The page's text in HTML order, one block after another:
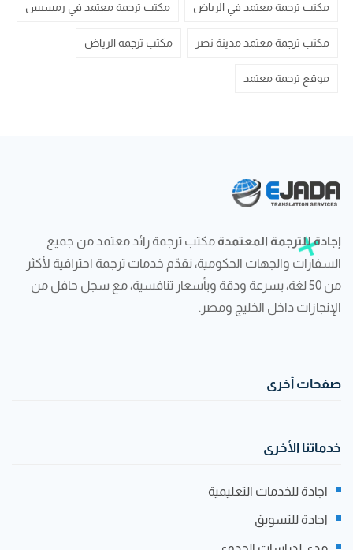
مكتب ترجمة معتمد في الرياض مكتب ترجمة معتمد في رمسيس
مكتب ترجمة معتمد مدينة نصر مكتب ترجمه الرياض
موقع ترجمة معتمد
إجادة للترجمة المعتمدة مكتب ترجمة رائد معتمد من جميع
السفارات والجهات الحكومية، نقدّم خدمات ترجمة احترافية لأكثر
من 50 لغة، بسرعة ودقة وبأسعار تنافسية، مع سجل حافل من
الإنجازات داخل الخليج ومصر.
صفحات أخرى
خدماتنا الأخرى
اجادة للخدمات التعليمية
اجادة للتسويق